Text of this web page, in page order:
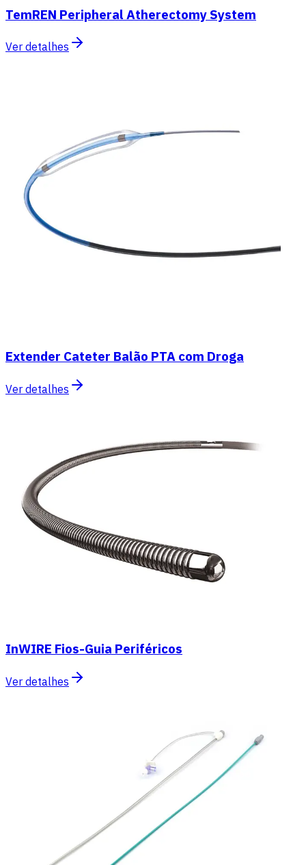
TemREN Peripheral Atherectomy System
Ver detalhes
Extender Cateter Balão PTA com Droga
Ver detalhes
InWIRE Fios-Guia Periféricos
Ver detalhes